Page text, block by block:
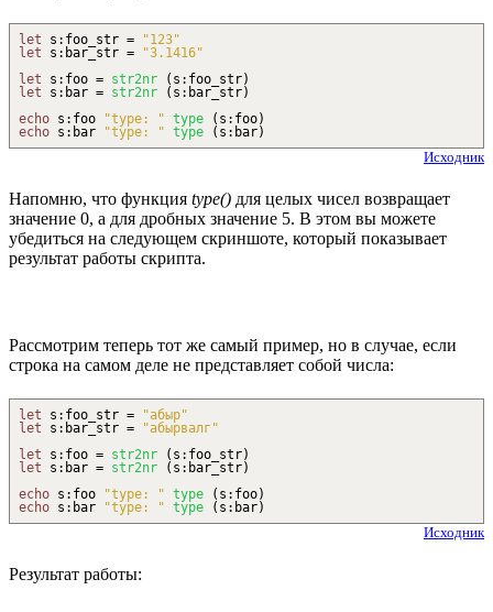
let s : foo_str =
"123"
let s : bar_str =
"3.1416"
let s : foo = str2nr ( s : foo_str)
let s : bar = str2nr ( s : bar_str)
echo s : foo "type: " type ( s : foo)
echo s : bar "type: " type ( s : bar)
Исходник
Напомню, что функция type() для целых чисел возвращает
значение 0, а для дробных значение 5. В этом вы можете
убедиться на следующем скриншоте, который показывает
результат работы скрипта.
Рассмотрим теперь тот же самый пример, но в случае, если
строка на самом деле не представляет собой числа:
let s : foo_str =
"абыр"
let s : bar_str =
"абырвалг"
let s : foo = str2nr ( s : foo_str)
let s : bar = str2nr ( s : bar_str)
echo s : foo "type: " type ( s : foo)
echo s : bar "type: " type ( s : bar)
Исходник
Результат работы: